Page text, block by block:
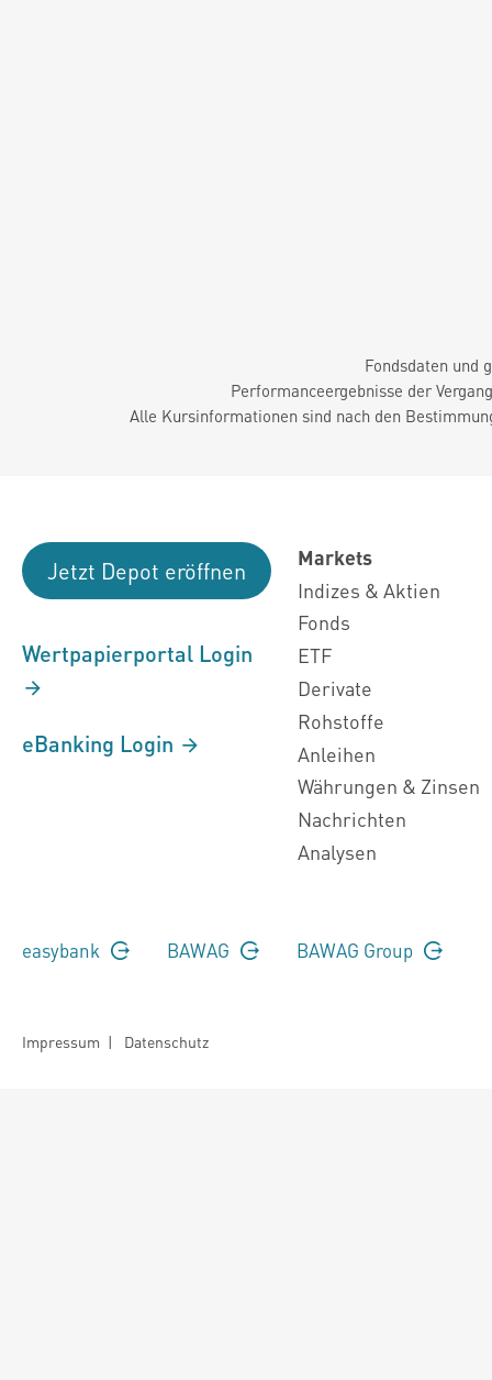
Fondsdaten und
Performanceergebnisse der
Alle Kursinformationen sind nach den
Jetzt Depot eröffnen
Wertpapierportal Login
eBanking Login
Markets
Indizes & Aktien
Fonds
ETF
Derivate
Rohstoffe
Anleihen
Währungen & Zinsen
Nachrichten
Analysen
easybank BAWAG BAWAG Group
Impressum | Datenschutz